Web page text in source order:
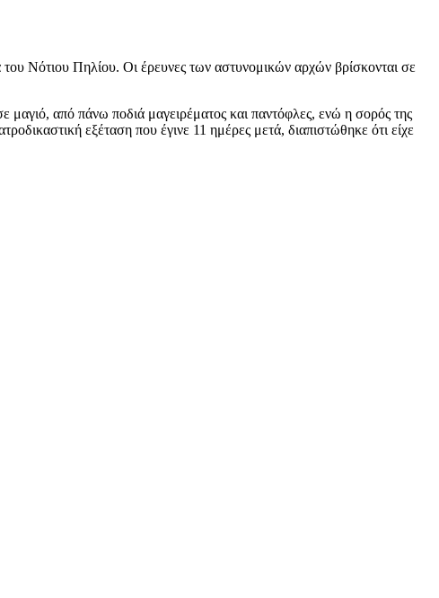
Νότιου Πηλίου. Οι έρευνες των αστυνομικών αρχών βρίσκονται σε
μαγιό, από πάνω ποδιά μαγειρέματος και παντόφλες, ενώ η σορός της
εξέταση που έγινε 11 ημέρες μετά, διαπιστώθηκε ότι είχε